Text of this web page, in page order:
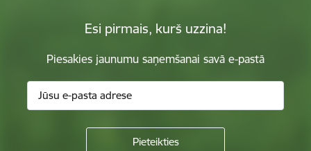
Esi pirmais, kurš uzzina!
Piesakies jaunumu saņemšanai savā e-pastā